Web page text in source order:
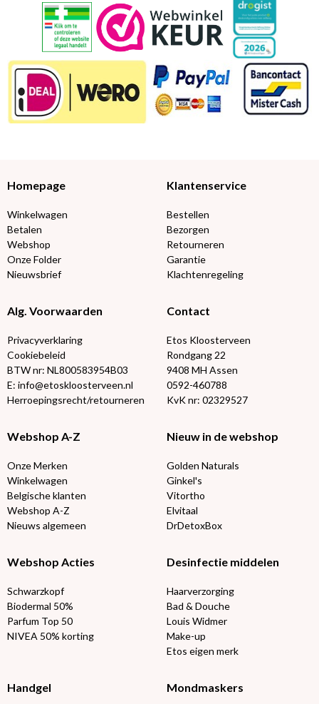
Homepage
Winkelwagen
Betalen
Webshop
Onze Folder
Nieuwsbrief
Klantenservice
Bestellen
Bezorgen
Retourneren
Garantie
Klachtenregeling
Alg. Voorwaarden
Privacyverklaring
Cookiebeleid
BTW nr: NL800583954B03
E: info@etoskloosterveen.nl
Herroepingsrecht/retourneren
Contact
Etos Kloosterveen
Rondgang 22
9408 MH Assen
0592-460788
KvK nr: 02329527
Webshop A-Z
Onze Merken
Winkelwagen
Belgische klanten
Webshop A-Z
Nieuws algemeen
Nieuw in de webshop
Golden Naturals
Ginkel's
Vitortho
Elvitaal
DrDetoxBox
Webshop Acties
Schwarzkopf
Biodermal 50%
Parfum Top 50
NIVEA 50% korting
Desinfectie middelen
Haarverzorging
Bad & Douche
Louis Widmer
Make-up
Etos eigen merk
Handgel Mondmaskers